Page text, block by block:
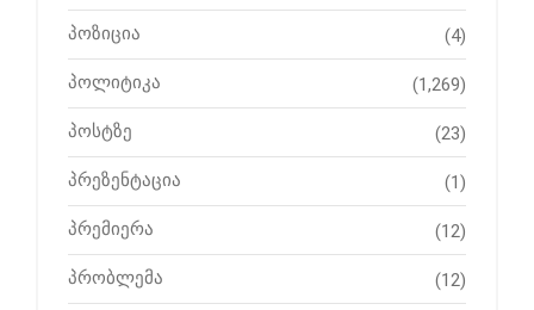
პოზიცია (4)
პოლიტიკა (1,269)
პოსტზე (23)
პრეზენტაცია (1)
პრემიერა (12)
პრობლემა (12)